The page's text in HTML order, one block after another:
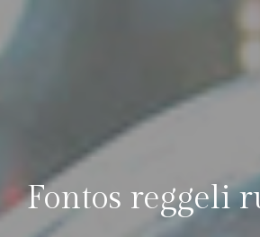
Fontos reggeli